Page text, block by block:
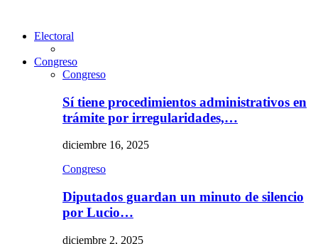
Electoral
Congreso
Congreso
Sí tiene procedimientos administrativos en
trámite por irregularidades,…
diciembre 16, 2025
Congreso
Diputados guardan un minuto de silencio
por Lucio…
diciembre 2, 2025